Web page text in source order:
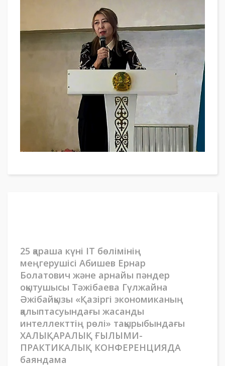
25 қараша күні IT бөлімінің
меңгерушісі Абишев Ернар
Болатович және арнайы пәндер
оқытушысы Тәжібаева Гүлжайна
Әжібайқызы «Қазіргі экономиканың
қалыптасуындағы жасанды
интеллекттің рөлі» тақырыбындағы
ХАЛЫҚАРАЛЫҚ ҒЫЛЫМИ-
ПРАКТИКАЛЫҚ КОНФЕРЕНЦИЯДА
баяндама